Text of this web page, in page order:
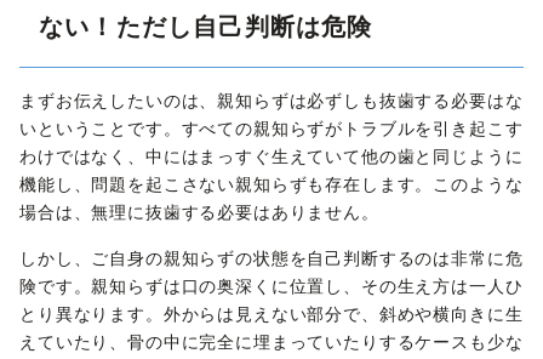
ない！ただし自己判断は危険
まずお伝えしたいのは、親知らずは必ずしも抜歯する必要はな
いということです。すべての親知らずがトラブルを引き起こす
わけではなく、中にはまっすぐ生えていて他の歯と同じように
機能し、問題を起こさない親知らずも存在します。このような
場合は、無理に抜歯する必要はありません。
しかし、ご自身の親知らずの状態を自己判断するのは非常に危
険です。親知らずは口の奥深くに位置し、その生え方は一人ひ
とり異なります。外からは見えない部分で、斜めや横向きに生
えていたり、骨の中に完全に埋まっていたりするケースも少な